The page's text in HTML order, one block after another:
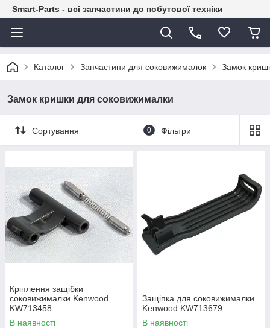
Smart-Parts - всі запчастини до побутової техніки
Каталог Запчастини для соковижималок Замок
Замок кришки для соковижималки
Сортування 0 Фільтри
Кріплення защібки
соковижималки Kenwood
KW713458
В наявності
Защіпка для соковижималки
Kenwood KW713679
В наявності